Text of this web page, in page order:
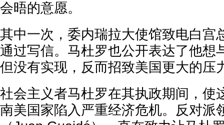
会晤的意愿。
其中一次，委内瑞拉大使馆致电白宫
通过写信。马杜罗也公开表达了他想
但没有实现，反而招致美国更大的压
社会主义者马杜罗在其执政期间，使
南美国家陷入严重经济危机。反对派